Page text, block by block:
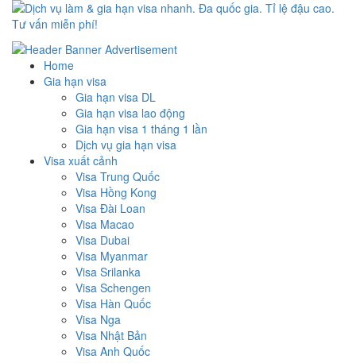
Dịch vụ làm & gia hạn visa nhanh. Đa quốc gia. Tỉ lệ đậu cao. Tư
vấn miễn phí!
Uy tín – Nhanh chóng – Chuyên nghiệp
Home
Gia hạn visa
Gia hạn visa DL
Gia hạn visa lao động
Gia hạn visa 1 tháng 1 lần
Dịch vụ gia hạn visa
Visa xuất cảnh
Visa Trung Quốc
Visa Hồng Kong
Visa Đài Loan
Visa Macao
Visa Dubai
Visa Myanmar
Visa Srilanka
Visa Schengen
Visa Hàn Quốc
Visa Nga
Visa Nhật Bản
Visa Anh Quốc